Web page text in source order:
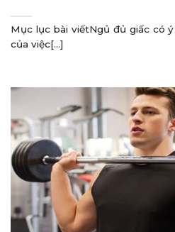
Mục lục bài viếtNgủ đủ giấc có
của việc[...]